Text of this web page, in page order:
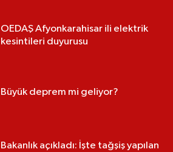
OEDAŞ Afyonkarahisar ili elektrik
kesintileri duyurusu
Büyük deprem mi geliyor?
Bakanlık açıkladı: İşte tağşiş yapılan